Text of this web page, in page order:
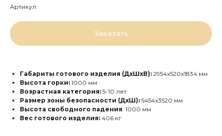
Артикул:
Заказать
Габариты готового изделия (ДхШхВ): 2954x520x1834 мм
Высота горки: 1000 мм
Возрастная категория: 5-10 лет
Размер зоны безопасности (ДхШ): 5454x3520 мм
Высота свободного падения: 1000 мм
Вес готового изделия: 406 кг